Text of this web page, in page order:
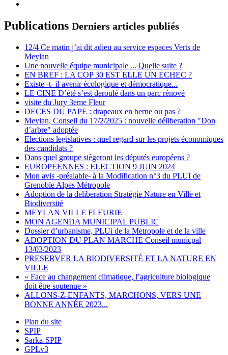
Publications Derniers articles publiés
12/4 Ce matin j’ai dit adieu au service espaces Verts de
Meylan
Une nouvelle équipe municipale ... Quelle suite ?
EN BREF : LA COP 30 EST ELLE UN ECHEC ?
Existe -t- il avenir écologique et démocratique...
LE CINE D’été s’est deroulé dans un parc rénové
visite du Jury 3eme Fleur
DECES DU PAPE : drapeaux en berne ou pas ?
Meylan, Conseil du 17/2/2025 : nouvelle déliberation "Don
d’arbre" adoptée
Elections legislatives : quel regard sur les projets économiques
des candidats ?
Dans quel groupe siègeront les députés européens ?
EUROPEENNES : ELECTION 9 JUIN 2024
Mon avis -préalable- à la Modification n°3 du PLUI de
Grenoble Alpes Métropole
Adoption de la deliberation Stratégie Nature en Ville et
Biodiversité
MEYLAN VILLE FLEURIE
MON AGENDA MUNICIPAL PUBLIC
Dossier d’urbanisme, PLUi de la Metropole et de la ville
ADOPTION DU PLAN MARCHE Conseil municpal
13/03/2023
PRESERVER LA BIODIVERSITÉ ET LA NATURE EN
VILLE
« Face au changement climatique, l’agriculture biologique
doit être soutenue »
ALLONS-Z-ENFANTS, MARCHONS, VERS UNE
BONNE ANNÉE 2023...
Plan du site
SPIP
Sarka-SPIP
GPLv3